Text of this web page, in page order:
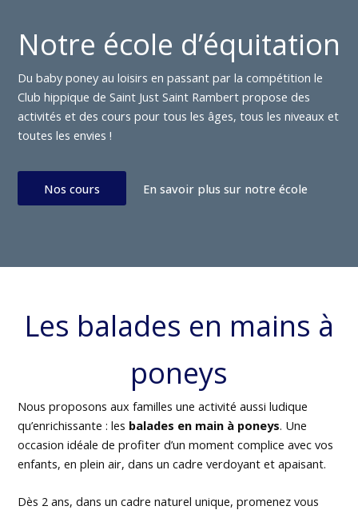
Notre école d’équitation
Du baby poney au loisirs en passant par la compétition le
Club hippique de Saint Just Saint Rambert propose des
activités et des cours pour tous les âges, tous les niveaux et
toutes les envies !
Nos cours En savoir plus sur notre école
Les balades en mains à
poneys
Nous proposons aux familles une activité aussi ludique
qu’enrichissante : les balades en main à poneys. Une
occasion idéale de profiter d’un moment complice avec vos
enfants, en plein air, dans un cadre verdoyant et apaisant.
Dès 2 ans, dans un cadre naturel unique, promenez vous